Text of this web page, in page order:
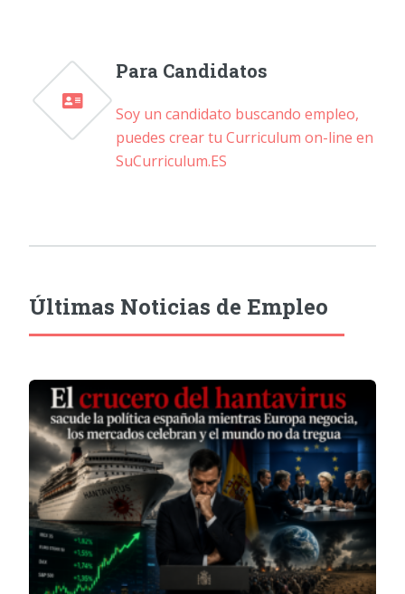
Para Candidatos
Soy un candidato buscando empleo,
puedes crear tu Curriculum on-line en
SuCurriculum.ES
Últimas Noticias de Empleo